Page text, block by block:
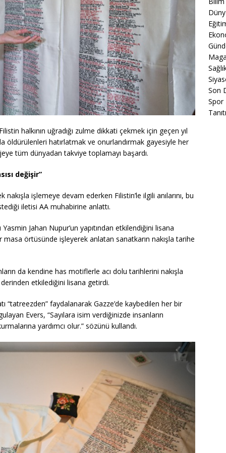
halkının uğradığı zulme dikkati çekmek için geçen yıl
öldürülenleri hatırlatmak ve onurlandırmak gayesiyle her
tüm dünyadan takviye toplamayı başardı.
değişir”
işlemeye devam ederken Filistin’le ilgili anılarını, bu
iletisi AA muhabirine anlattı.
Jahan Nupur’un yapıtından etkilendiğini lisana
örtüsünde işleyerek anlatan sanatkarın nakışla tarihe
da kendine has motiflerle acı dolu tarihlerini nakışla
etkilediğini lisana getirdi.
“tatreezden” faydalanarak Gazze’de kaybedilen her bir
Evers, “Sayılara isim verdiğinizde insanların
yardımcı olur.” sözünü kullandı.
Son
Spor